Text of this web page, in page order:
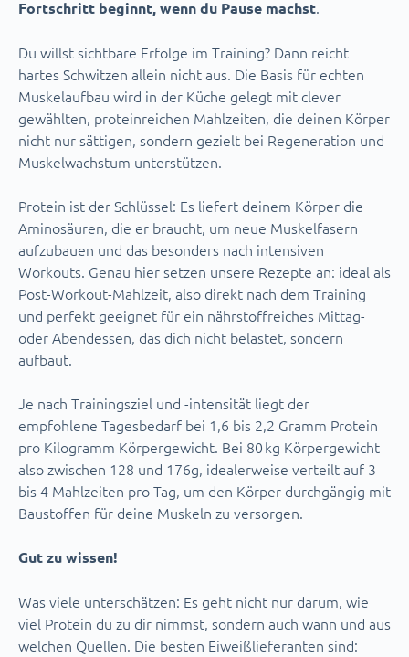
Fortschritt beginnt, wenn du Pause machst.
Du willst sichtbare Erfolge im Training? Dann reicht
hartes Schwitzen allein nicht aus. Die Basis für echten
Muskelaufbau wird in der Küche gelegt mit clever
gewählten, proteinreichen Mahlzeiten, die deinen Körper
nicht nur sättigen, sondern gezielt bei Regeneration und
Muskelwachstum unterstützen.
Protein ist der Schlüssel: Es liefert deinem Körper die
Aminosäuren, die er braucht, um neue Muskelfasern
aufzubauen und das besonders nach intensiven
Workouts. Genau hier setzen unsere Rezepte an: ideal als
Post-Workout-Mahlzeit, also direkt nach dem Training
und perfekt geeignet für ein nährstoffreiches Mittag-
oder Abendessen, das dich nicht belastet, sondern
aufbaut.
Je nach Trainingsziel und -intensität liegt der
empfohlene Tagesbedarf bei 1,6 bis 2,2 Gramm Protein
pro Kilogramm Körpergewicht. Bei 80 kg Körpergewicht
also zwischen 128 und 176g, idealerweise verteilt auf 3
bis 4 Mahlzeiten pro Tag, um den Körper durchgängig mit
Baustoffen für deine Muskeln zu versorgen.
Gut zu wissen!
Was viele unterschätzen: Es geht nicht nur darum, wie
viel Protein du zu dir nimmst, sondern auch wann und aus
welchen Quellen. Die besten Eiweißlieferanten sind: